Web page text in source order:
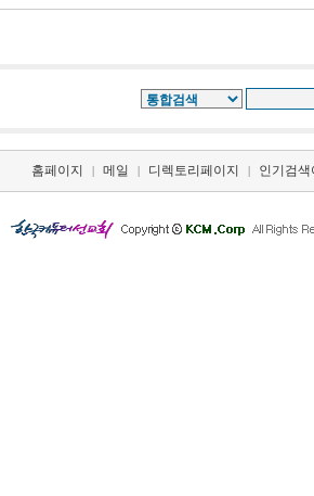
홈페이지 | 메일 | 디렉토리페이지 | 인기검색